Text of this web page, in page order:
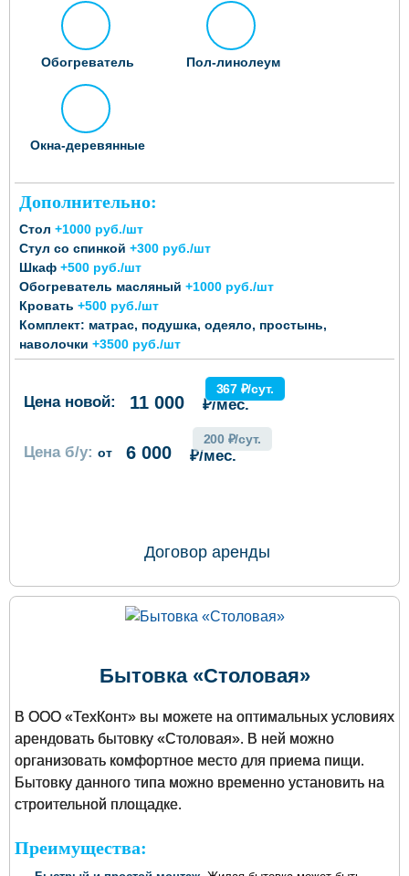
Обогреватель Пол-линолеум
Окна-деревянные
Дополнительно:
Стол +1000 руб./шт
Стул со спинкой +300 руб./шт
Шкаф +500 руб./шт
Обогреватель масляный +1000 руб./шт
Кровать +500 руб./шт
Комплект: матрас, подушка, одеяло, простынь,
наволочки +3500 руб./шт
Цена новой: 11 000 ₽/мес.
367 ₽/сут.
Цена б/у: от 6 000 ₽/мес.
200 ₽/сут.
Договор аренды
Бытовка «Столовая»
В ООО «ТехКонт» вы можете на оптимальных условиях
арендовать бытовку «Столовая». В ней можно
организовать комфортное место для приема пищи.
Бытовку данного типа можно временно установить на
строительной площадке.
Преимущества: